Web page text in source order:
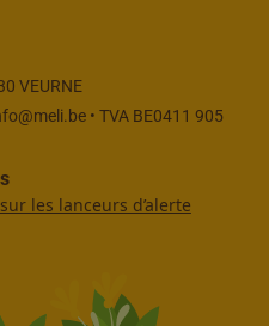
VEURNE
• TVA BE0411 905
les lanceurs d’alerte